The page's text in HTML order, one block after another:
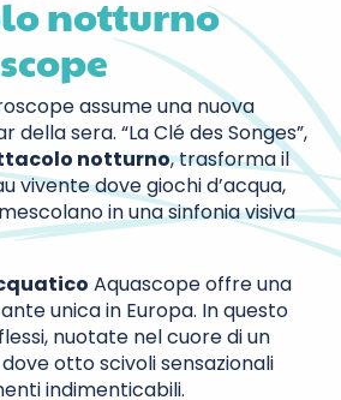
notturno
assume una nuova
della sera. “La Clé des Songes”,
notturno, trasforma il
vivente dove giochi d’acqua,
in una sinfonia visiva
Aquascope offre una
unica in Europa. In questo
nuotate nel cuore di un
otto scivoli sensazionali
indimenticabili.